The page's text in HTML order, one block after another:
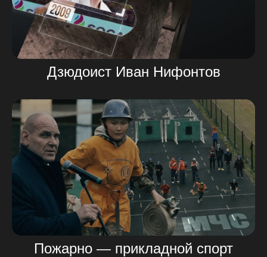
Дзюдоист Иван Нифонтов
Пожарно — прикладной спорт